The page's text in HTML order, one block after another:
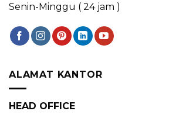
Senin-Minggu ( 24 jam )
ALAMAT KANTOR
HEAD OFFICE